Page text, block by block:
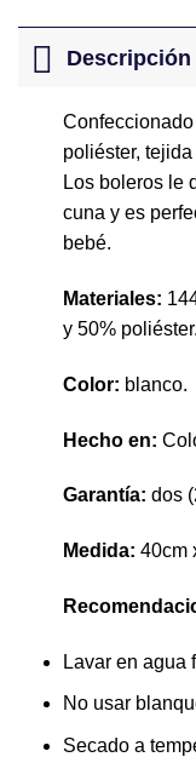
Descripción
poliéster,
Los boleros le
cuna y es
bebé.
Materiales:
y 50% poliéster.
Color: blanco.
Hecho en:
Garantía: dos
Medida: 40cm
Lavar en agua
No usar
Secado a